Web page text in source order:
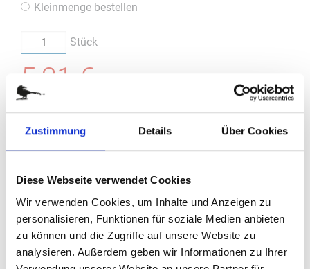
Zustimmung Details Über Cookies
Diese Webseite verwendet Cookies
Wir verwenden Cookies, um Inhalte und Anzeigen zu
personalisieren, Funktionen für soziale Medien anbieten
zu können und die Zugriffe auf unsere Website zu
analysieren. Außerdem geben wir Informationen zu Ihrer
Kleinmenge bestellen
Stück
5,21 €
Bestellung / Angebot
Im nächsten Schritt haben Sie die Möglichkeit, eine Bestellung
aufzugeben oder ein Angebot anzufragen.